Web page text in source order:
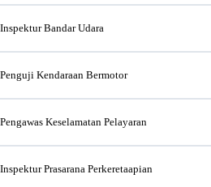
Inspektur Bandar Udara
Penguji Kendaraan Bermotor
Pengawas Keselamatan Pelayaran
Inspektur Prasarana Perkeretaapian